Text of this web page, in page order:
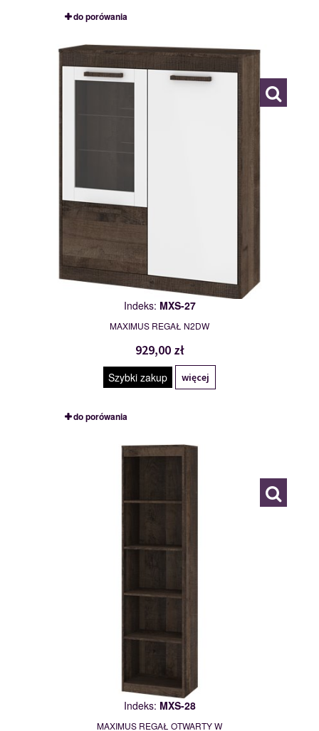
do porówania
MXS-27
117779
Indeks: MXS-27
MAXIMUS REGAŁ N2DW
929,00 zł
Szybki zakup więcej
do porówania
Indeks: MXS-28
MAXIMUS REGAŁ OTWARTY W